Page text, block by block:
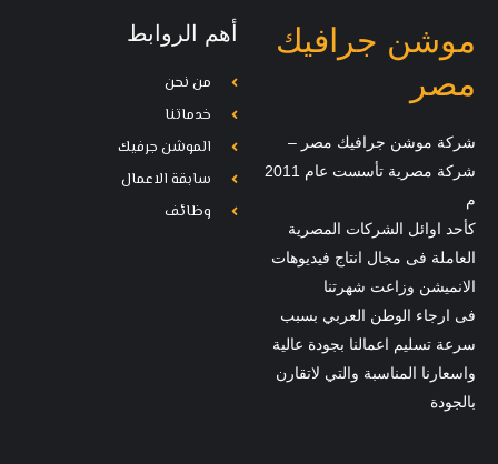
موشن جرافيك
مصر
شركة موشن جرافيك مصر –
شركة مصرية تأسست عام 2011
م
كأحد اوائل الشركات المصرية
العاملة فى مجال انتاج فيديوهات
الانميشن وزاعت شهرتنا
فى ارجاء الوطن العربي بسبب
سرعة تسليم اعمالنا بجودة عالية
واسعارنا المناسبة والتي لاتقارن
بالجودة
أهم الروابط
من نحن
خدماتنا
الموشن جرفيك
سابقة الاعمال
وظائف